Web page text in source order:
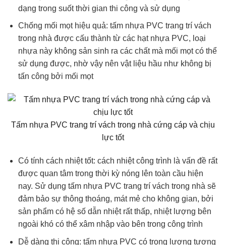
dạng trong suốt thời gian thi công và sử dụng
Chống mối mọt hiệu quả: tấm nhựa PVC trang trí vách
trong nhà được cấu thành từ các hạt nhựa PVC, loại
nhựa này không sản sinh ra các chất mà mối mọt có thể
sử dụng được, nhờ vậy nên vật liệu hầu như không bị
tấn công bởi mối mọt
Tấm nhựa PVC trang trí vách trong nhà cứng cáp và chịu
lực tốt
Có tính cách nhiệt tốt: cách nhiệt công trình là vấn đề rất
được quan tâm trong thời kỳ nóng lên toàn cầu hiện
nay. Sử dụng tấm nhựa PVC trang trí vách trong nhà sẽ
đảm bảo sự thông thoáng, mát mẻ cho không gian, bởi
sản phẩm có hệ số dẫn nhiệt rất thấp, nhiệt lượng bên
ngoài khó có thể xâm nhập vào bên trong công trình
Dễ dàng thi công: tấm nhựa PVC có trọng lượng tương